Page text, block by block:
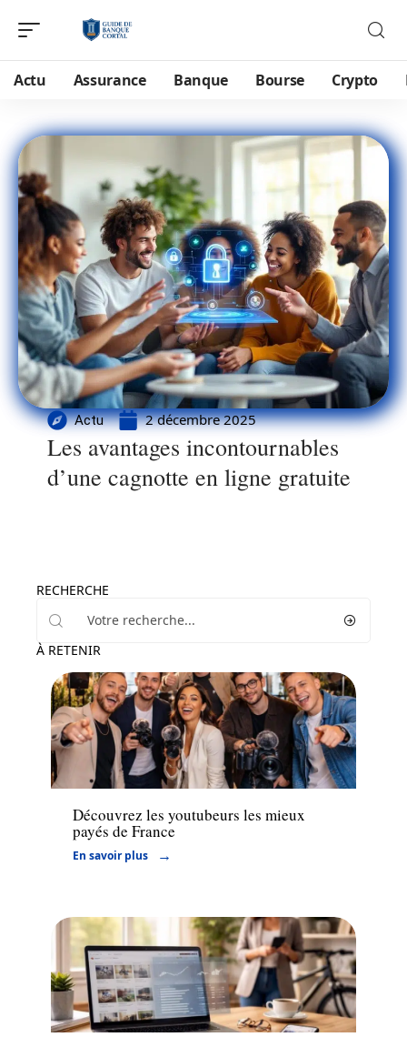
Actu Assurance Banque Bourse Crypto
Actu 2 décembre 2025
Les avantages incontournables
d’une cagnotte en ligne gratuite
RECHERCHE
À RETENIR
Actu
Découvrez les youtubeurs les mieux
payés de France
En savoir plus
Actu